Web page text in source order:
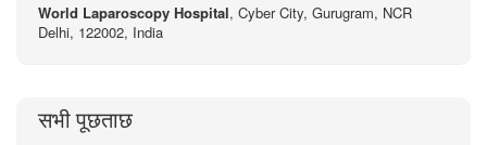
World Laparoscopy Hospital, Cyber City, Gurugram, NCR
Delhi, 122002, India
सभी पूछताछ